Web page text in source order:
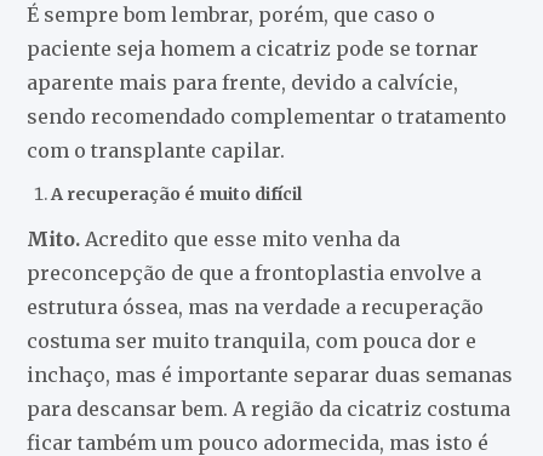
É sempre bom lembrar, porém, que caso o
paciente seja homem a cicatriz pode se tornar
aparente mais para frente, devido a calvície,
sendo recomendado complementar o tratamento
com o transplante capilar.
A recuperação é muito difícil
Mito. Acredito que esse mito venha da
preconcepção de que a frontoplastia envolve a
estrutura óssea, mas na verdade a recuperação
costuma ser muito tranquila, com pouca dor e
inchaço, mas é importante separar duas semanas
para descansar bem. A região da cicatriz costuma
ficar também um pouco adormecida, mas isto é